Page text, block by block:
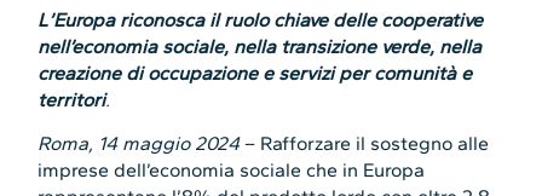
L’Europa riconosca il ruolo chiave delle cooperative
nell’economia sociale, nella transizione verde, nella
creazione di occupazione e servizi per comunità e
territori.
Roma, 14 maggio 2024– Rafforzare il sostegno alle
imprese dell’economia sociale che in Europa